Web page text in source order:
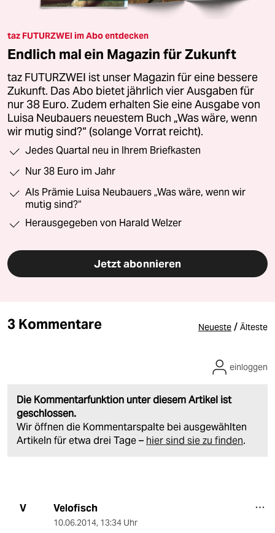
taz FUTURZWEI im Abo entdecken
Endlich mal ein Magazin für Zukunft
taz FUTURZWEI ist unser Magazin für eine bessere
Zukunft. Das Abo bietet jährlich vier Ausgaben für
nur 38 Euro. Zudem erhalten Sie eine Ausgabe von
Luisa Neubauers neuestem Buch „Was wäre, wenn
wir mutig sind?“ (solange Vorrat reicht).
Jedes Quartal neu in Ihrem Briefkasten
Nur 38 Euro im Jahr
Als Prämie Luisa Neubauers „Was wäre, wenn wir
mutig sind?“
Herausgegeben von Harald Welzer
Jetzt abonnieren
3 Kommentare Neueste / Älteste
Die Kommentarfunktion unter diesem Artikel ist
geschlossen.
Wir öffnen die Kommentarspalte bei ausgewählten
Artikeln für etwa drei Tage – hier sind sie zu finden.
einloggen
V Velofisch
10.06.2014, 13:34 Uhr